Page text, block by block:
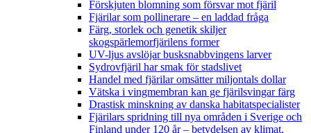
Förskjuten blomning som försvar mot fjäril
Fjärilar som pollinerare – en laddad fråga
Färg, storlek och genetik skiljer
skogspärlemorfjärilens former
UV-ljus avslöjar busksnabbvingens larver
Sydrovfjäril har smak för stadslivet
Handel med fjärilar omsätter miljontals dollar
Vätska i vingmembran kan ge fjärilsvingar färg
Drastisk minskning av danska habitatspecialister
Fjärilars spridning till nya områden i Sverige och
Finland under 120 år– betydelsen av klimat,